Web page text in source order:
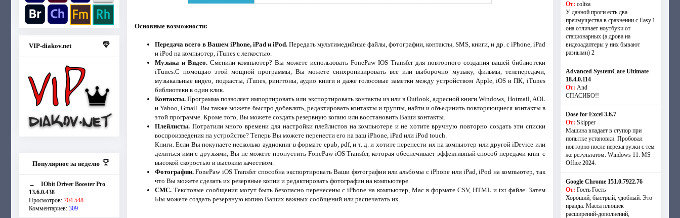
VIP-diakov.net
Популярное за неделю
→ IObit Driver Booster Pro
13.6.0.438
Просмотров: 704 548
Комментариев: 309
Основные возможности:
Передача всего в Вашем iPhone, iPad и iPod. Передать мультимедийные файлы, фотографии, контакты, SMS, книги, и др. с iPhone, iPad
и iPod на компьютер, iTunes с легкостью.
Музыка и Видео.Сменили компьютер? Вы можете использовать FonePaw IOS Transfer для повторного создания вашей библиотеки
iTunes.С помощью этой мощной программы, Вы можете синхронизировать все или выборочно музыку, фильмы, телепередачи,
музыкальные видео, подкасты, iTunes, рингтоны, аудио книги и даже голосовые заметки между устройством Apple, iOS и ПК, iTunes
библиотеки в один клик.
Контакты.Программа позволяет импортировать или экспортировать контакты из или в Outlook, адресной книги Windows, Hotmail, AOL
и Yahoo, Gmail. Вы также можете быстро добавлять, редактировать контакты и группы, найти и объединить повторяющиеся контакты в
этой программе. Кроме того, Вы можете создать резервную копию или восстановить Ваши контакты.
Плейлисты.Потратили много времени для настройки плейлистов на компьютере и не хотите вручную повторно создать эти списки
воспроизведения на устройстве? Теперь Вы можете перенести его на ваш iPhone, iPad или iPod touch.
Книги. Если Вы покупаете несколько аудиокниг в формате epub, pdf, и т. д. и хотите перенести их на компьютер или другой iDevice или
делиться ими с друзьями, Вы не можете пропустить FonePaw iOS Transfer, которая обеспечивает эффективный способ передачи книг с
высокой скоростью и высоким качеством.
Фотографии.FonePaw iOS Transfer способна экспортировать Ваши фотографии или альбомы с iPhone или iPad, iPod на компьютер, так
что Вы можете сделать их резервные копии и редактировать фотографии на компьютере.
СМС.Текстовые сообщения могут быть безопасно перенесены с iPhone на компьютер, Mac в формате CSV, HTML и txt файле. Затем
Ыы можете создать резервную копию Ваших важных сообщений или распечатать их.
От: coliza
У данной проги есть два
преимущества в сравнении с Easy.1
она отличает ноутбуки от
стационарных (а дрова на
видеоадаптеры у них бывают
разными) 2
Advanced SystemCare Ultimate
18.4.0.114
От: And
СПАСИБО!!
Dose for Excel 3.6.7
От: Skipper
Машина впадает в ступор при
попытке установки. Пробовал
повторно после перезагрузки с тем
же результатом. Windows 11. MS
Offiсe 2024.
Google Chrome 151.0.7922.76
От: Гость Гость
Хороший, быстрый, удобный. Это
правда. Масса плюшек
расширений-дополнений,